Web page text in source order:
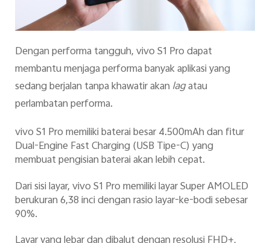
Dengan performa tangguh, vivo S1 Pro dapat
membantu menjaga performa banyak aplikasi yang
sedang berjalan tanpa khawatir akan lagatau
perlambatan performa.
vivo S1 Pro memiliki baterai besar 4.500mAh dan fitur
Dual-Engine Fast Charging (USB Tipe-C) yang
membuat pengisian baterai akan lebih cepat.
Dari sisi layar, vivo S1 Pro memiliki layar Super AMOLED
berukuran 6,38 inci dengan rasio layar-ke-bodi sebesar
90%.